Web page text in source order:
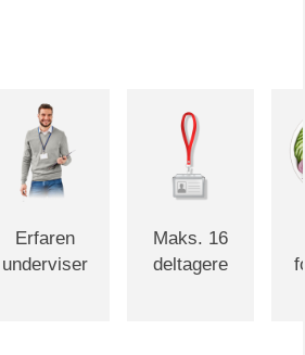
Erfaren
underviser
Maks. 16
deltagere